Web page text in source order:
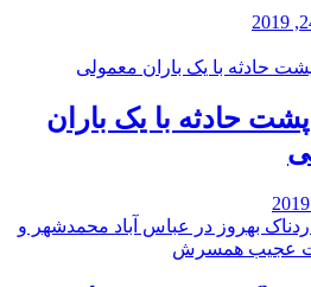
حادثه با یک باران